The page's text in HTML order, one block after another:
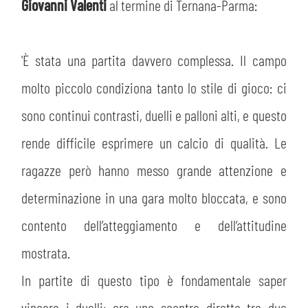
STORE
MUSEO
SLO
LAVORA CON NOI
INFORMATIVA FINANZIARIA
CSR
ACADEMY
LEGENDS
PARTNER
MEDIA
Giovanni Valential termine di Ternana-Parma:
'È stata una partita davvero complessa. Il campo
molto piccolo condiziona tanto lo stile di gioco: ci
sono continui contrasti, duelli e palloni alti, e questo
rende difficile esprimere un calcio di qualità. Le
ragazze però hanno messo grande attenzione e
determinazione in una gara molto bloccata, e sono
contento dell’atteggiamento e dell’attitudine
mostrata.
In partite di questo tipo è fondamentale saper